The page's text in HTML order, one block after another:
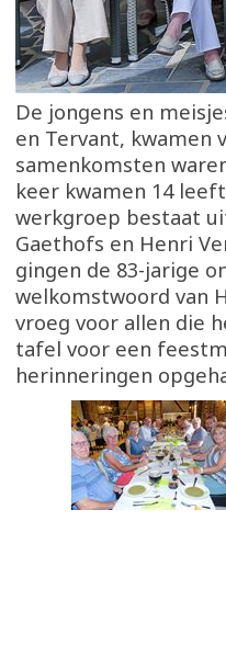
De jongens en
en Tervant, kwamen
samenkomsten
keer kwamen 14
werkgroep bestaat
Gaethofs en Henri
gingen de 83-jarige
welkomstwoord van
vroeg voor allen die
tafel voor een
herinneringen